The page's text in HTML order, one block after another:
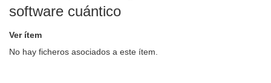
software cuántico
Ver ítem
No hay ficheros asociados a este ítem.